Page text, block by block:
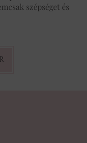
szépséget és